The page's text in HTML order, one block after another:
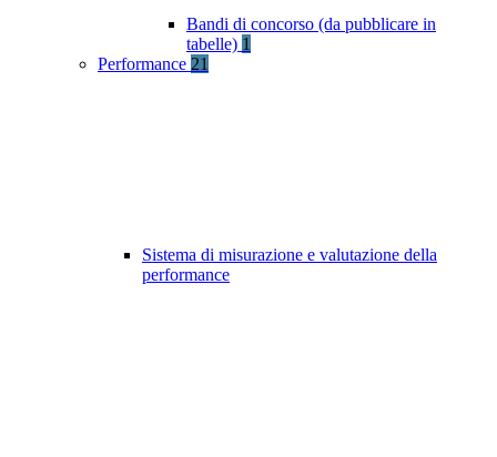
Bandi di concorso (da pubblicare in
tabelle) 1
Performance 21
Sistema di misurazione e valutazione della
performance